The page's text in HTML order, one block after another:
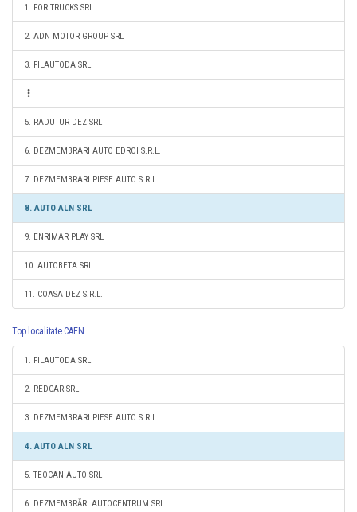
1. FOR TRUCKS SRL
2. ADN MOTOR GROUP SRL
3. FILAUTODA SRL
5. RADUTUR DEZ SRL
6. DEZMEMBRARI AUTO EDROI S.R.L.
7. DEZMEMBRARI PIESE AUTO S.R.L.
8. AUTO ALN SRL
9. ENRIMAR PLAY SRL
10. AUTOBETA SRL
11. COASA DEZ S.R.L.
Top localitate CAEN
1. FILAUTODA SRL
2. REDCAR SRL
3. DEZMEMBRARI PIESE AUTO S.R.L.
4. AUTO ALN SRL
5. TEOCAN AUTO SRL
6. DEZMEMBRĂRI AUTOCENTRUM SRL